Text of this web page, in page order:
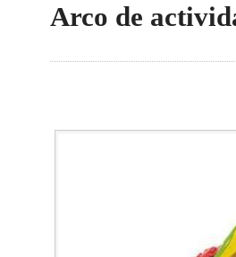
Arco de